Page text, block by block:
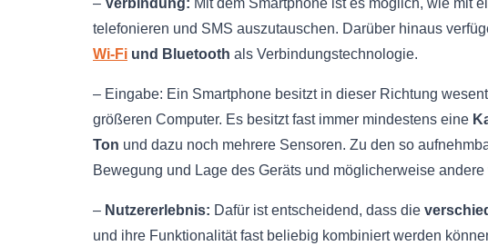
– Verbindung: Mit dem Smartphone ist es möglich, wie mit
telefonieren und SMS auszutauschen. Darüber hinaus
Wi-Fi und Bluetooth als Verbindungstechnologie.
– Eingabe: Ein Smartphone besitzt in dieser Richtung
größeren Computer. Es besitzt fast immer mindestens eine
Ton und dazu noch mehrere Sensoren. Zu den so
Bewegung und Lage des Geräts und möglicherweise
– Nutzererlebnis: Dafür ist entscheidend, dass die
und ihre Funktionalität fast beliebig kombiniert werden